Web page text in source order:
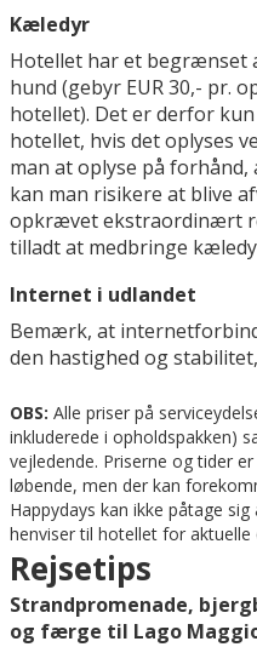
Kæledyr
Hotellet har et begrænset
hund (gebyr EUR 30,- pr.
hotellet). Det er derfor
hotellet, hvis det oplyses
man at oplyse på
kan man risikere at blive
opkrævet ekstraordinært
tilladt at medbringe
Internet i udlandet
Bemærk, at
den hastighed og
OBS: Alle priser på
inkluderede i opholdspakken)
vejledende. Priserne og tider
løbende, men der kan
Happydays kan ikke påtage
henviser til hotellet for
Rejsetips
Strandpromenade,
og færge til Lago